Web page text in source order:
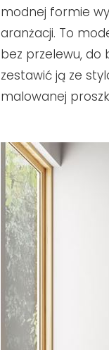
modnej formie
aranżacji. To
bez przelewu, do
zestawić ją ze
malowanej